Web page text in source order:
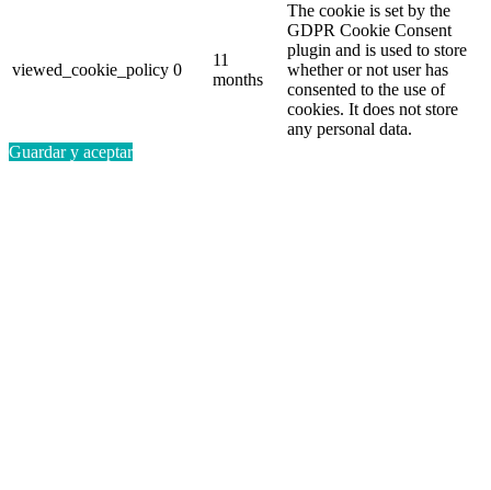
viewed_cookie_policy 0
11
months
The cookie is set by the
GDPR Cookie Consent
plugin and is used to store
whether or not user has
consented to the use of
cookies. It does not store
any personal data.
Guardar y aceptar